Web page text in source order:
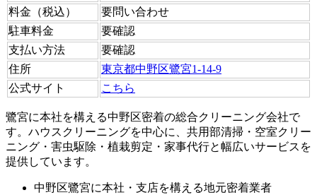
料金（税込）
要問い合わせ
駐車料金
要確認
支払い方法
要確認
住所
東京都中野区鷺宮1-14-9
公式サイト
こちら
鷺宮に本社を構える中野区密着の総合クリーニング会社で
す。ハウスクリーニングを中心に、共用部清掃・空室クリー
ニング・害虫駆除・植栽剪定・家事代行と幅広いサービスを
提供しています。
中野区鷺宮に本社・支店を構える地元密着業者